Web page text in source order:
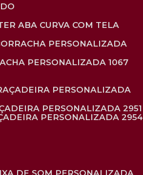
ABA CURVA COM TELA
BORRACHA PERSONALIZADA
PERSONALIZADA 1067
PERSONALIZADA
PERSONALIZADA 2951
PERSONALIZADA 2954
DE SOM PERSONALIZADA